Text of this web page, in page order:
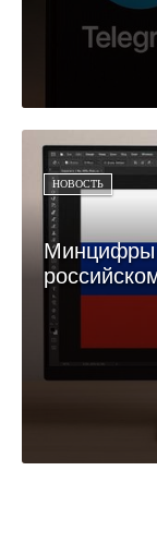
НОВОСТЬ
Минцифры